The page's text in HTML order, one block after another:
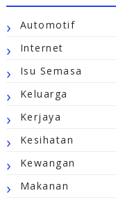
Automotif
Internet
Isu Semasa
Keluarga
Kerjaya
Kesihatan
Kewangan
Makanan